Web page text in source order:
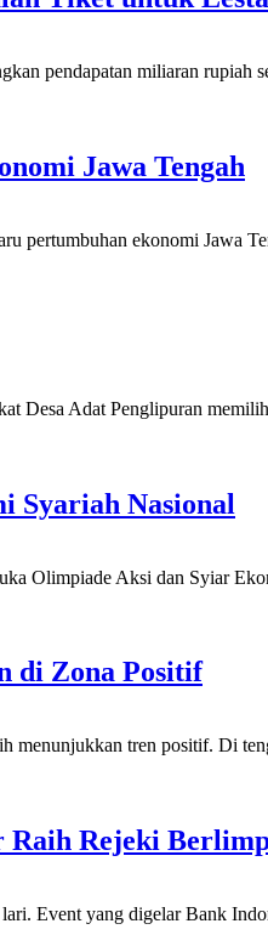
pendapatan miliaran rupiah
Jawa Tengah
ekonomi Jawa
Adat Penglipuran
Syariah Nasional
Olimpiade Aksi dan Syiar
di Zona Positif
tren positif. Di
Raih Rejeki
yang digelar Bank